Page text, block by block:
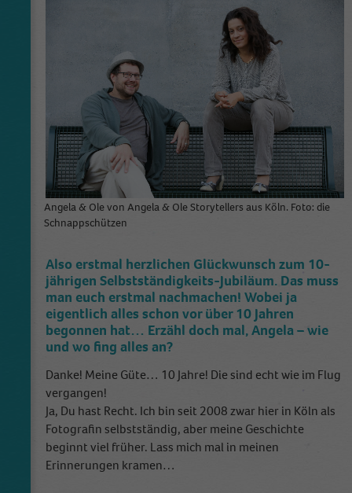
Angela & Ole von Angela & Ole Storytellers aus Köln. Foto: die
Schnappschützen
Also erstmal herzlichen Glückwunsch zum 10-
jährigen Selbstständigkeits-Jubiläum. Das muss
man euch erstmal nachmachen! Wobei ja
eigentlich alles schon vor über 10 Jahren
begonnen hat… Erzähl doch mal, Angela – wie
und wo fing alles an?
Danke! Meine Güte… 10 Jahre! Die sind echt wie im Flug
vergangen!
Ja, Du hast Recht. Ich bin seit 2008 zwar hier in Köln als
Fotografin selbstständig, aber meine Geschichte
beginnt viel früher. Lass mich mal in meinen
Erinnerungen kramen…